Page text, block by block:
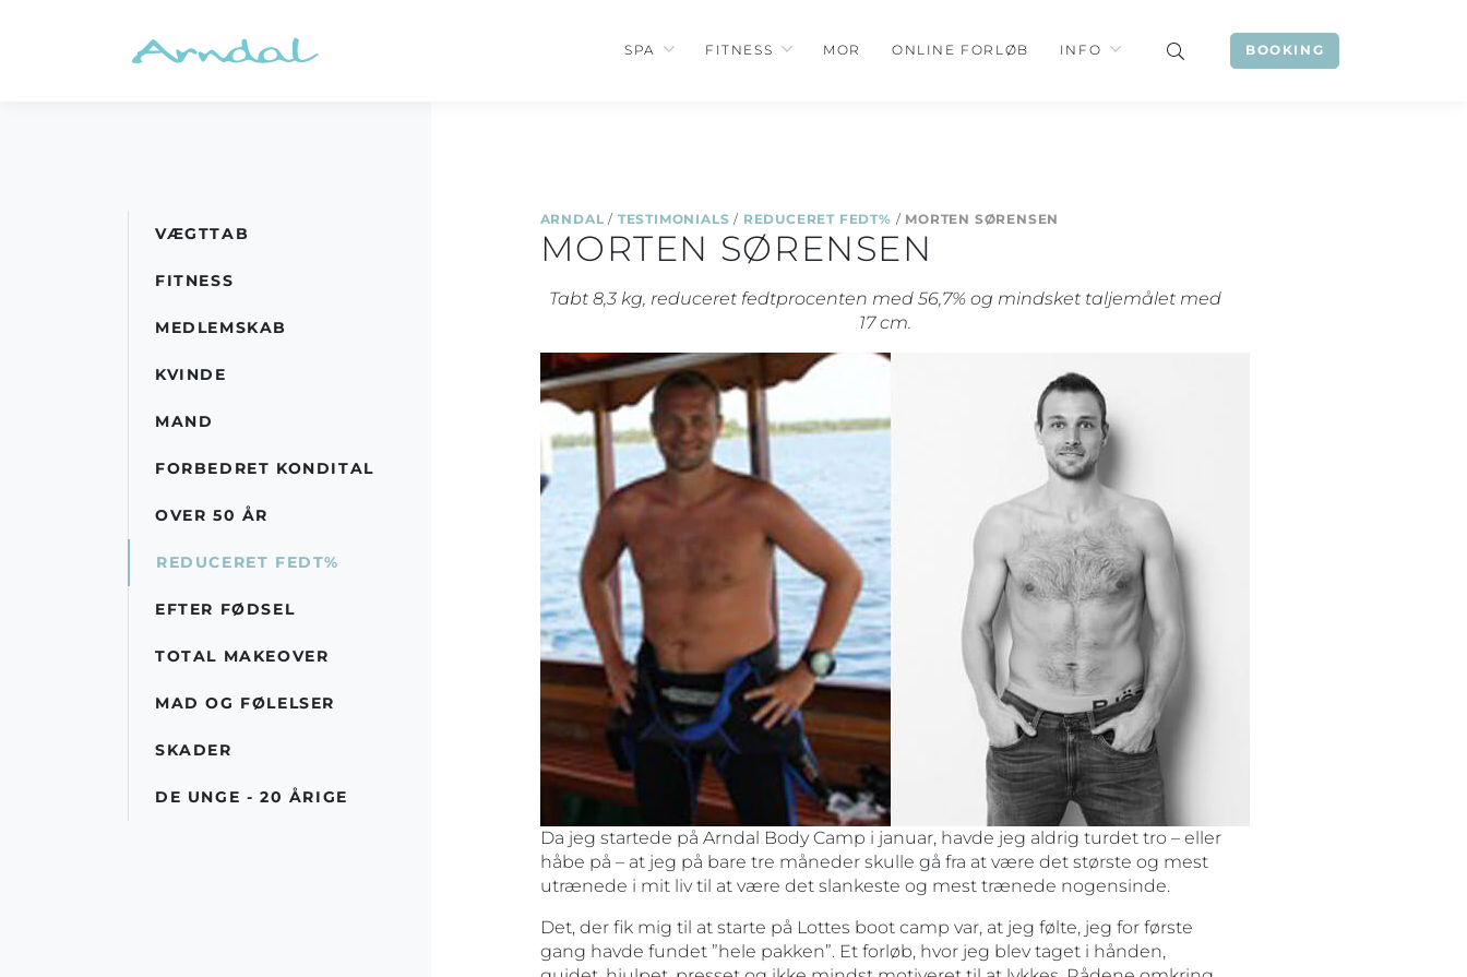
BOOKING
SPA FITNESS MOR ONLINE FORLØB INFO
ARNDAL / TESTIMONIALS / REDUCERET FEDT% / MORTEN SØRENSEN
MORTEN SØRENSEN
Tabt 8,3 kg, reduceret fedtprocenten med 56,7% og mindsket taljemålet med
17 cm.
Da jeg startede på Arndal Body Camp i januar, havde jeg aldrig turdet tro – eller
håbe på – at jeg på bare tre måneder skulle gå fra at være det største og mest
utrænede i mit liv til at være det slankeste og mest trænede nogensinde.
Det, der fik mig til at starte på Lottes boot camp var, at jeg følte, jeg for første
gang havde fundet ”hele pakken”. Et forløb, hvor jeg blev taget i hånden,
VÆGTTAB
FITNESS
MEDLEMSKAB
KVINDE
MAND
FORBEDRET KONDITAL
OVER 50 ÅR
REDUCERET FEDT%
EFTER FØDSEL
TOTAL MAKEOVER
MAD OG FØLELSER
SKADER
DE UNGE - 20 ÅRIGE